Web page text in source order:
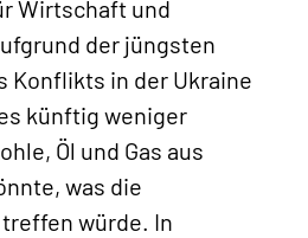
Wirtschaft und
der jüngsten
Konflikts in der Ukraine
künftig weniger
Öl und Gas aus
was die
würde. In